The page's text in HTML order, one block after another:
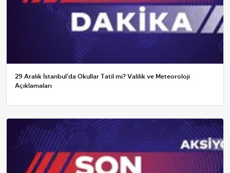
29 Aralık İstanbul'da Okullar Tatil mi? Valilik ve Meteoroloji
Açıklamaları